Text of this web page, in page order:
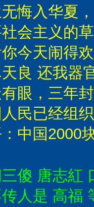
悔入华夏
会主义的
今天闹得
良 还我器
眼，三年
民已经组
中国2000
傻 唐志紅
传人是 高福